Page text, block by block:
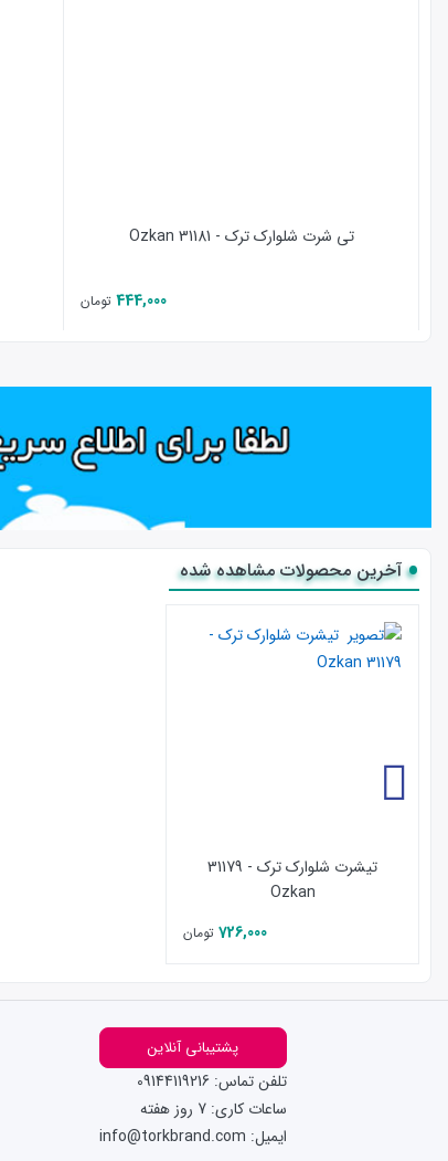
تی شرت شلوارک ترک - 31181 Ozkan
444,000 تومان
آخرین محصولات مشاهده شده
تیشرت شلوارک ترک - 31179
Ozkan
726,000 تومان
پشتیبانی آنلاین
تلفن تماس: 09144119216
ساعات کاری: 7 روز هفته
ایمیل: info@torkbrand.com